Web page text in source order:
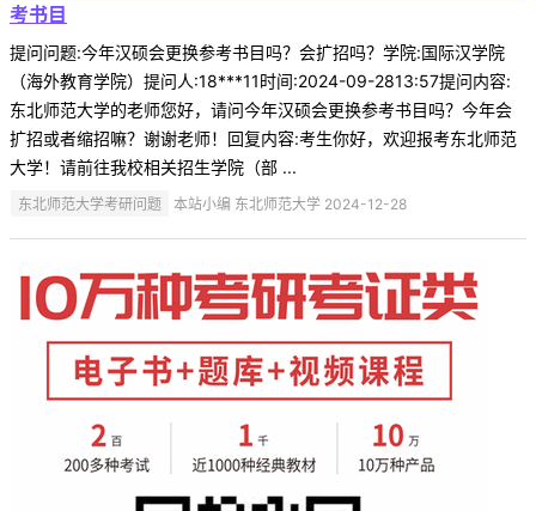
考书目
提问问题:今年汉硕会更换参考书目吗？会扩招吗？学院:国际汉学院
（海外教育学院）提问人:18***11时间:2024-09-2813:57提问内容:
东北师范大学的老师您好，请问今年汉硕会更换参考书目吗？今年会
扩招或者缩招嘛？谢谢老师！回复内容:考生你好，欢迎报考东北师范
大学！请前往我校相关招生学院（部 ...
东北师范大学考研问题 本站小编 东北师范大学 2024-12-28